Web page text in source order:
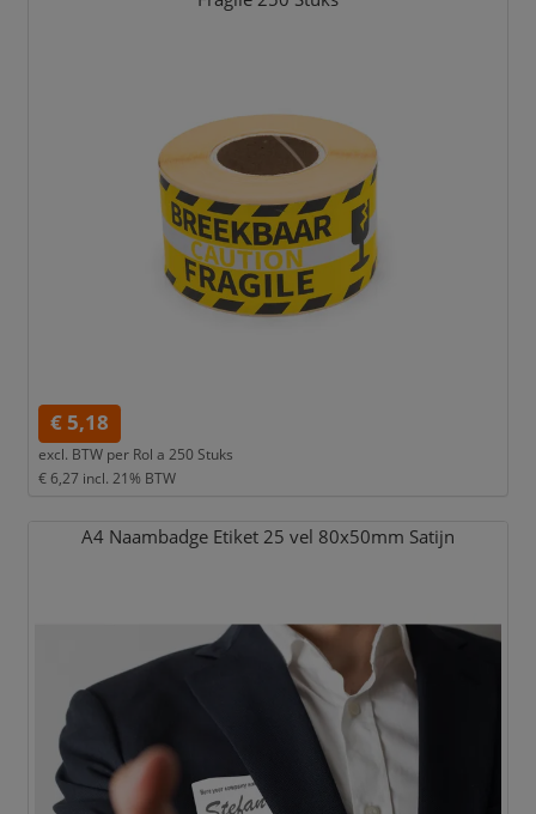
€ 5,18
excl. BTW per Rol a 250 Stuks
€ 6,27 incl. 21% BTW
A4 Naambadge Etiket 25 vel 80x50mm Satijn